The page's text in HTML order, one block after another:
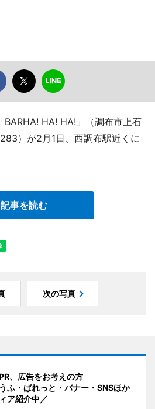
BARHA! HA! HA!」（調布市上石
）が2月1日、西調布駅近くに
記事を読む
次の写真
、広告をお考えの方
ふ・ぱれっと・バナー・SNSほか
ア紹介中／